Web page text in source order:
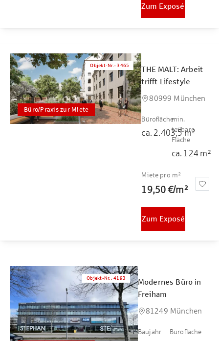
Zum Exposé
Büro/Praxis zur Miete
Objekt-Nr. :3465
THE MALT: Arbeit
trifft Lifestyle
80999 München
Bürofläche
ca. 2.403,5m²
min.
teilbare
Fläche
ca. 124 m²
Miete pro m²
19,50 €/m²
Zum Exposé
Objekt-Nr. : 4193
Modernes Büro in
Freiham
81249 München
Baujahr Bürofläche